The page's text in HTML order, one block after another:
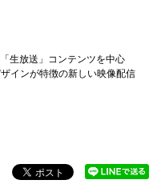
生放送」コンテンツを中心
インが特徴の新しい映像配信